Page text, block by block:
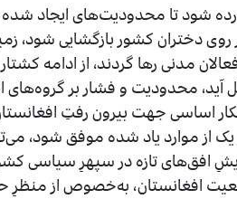
شود تا محدودیت‌های ایجاد شده
دختران کشور بازگشایی شود،
مدنی رها گردند، از ادامه
آید، محدودیت و فشار بر
اساسی جهت بیرون رفتِ
از موارد یاد شده موفق شود،
افق‌های تازه در سپهرِ سیاسی
افغانستان، به‌خصوص از منظرِ